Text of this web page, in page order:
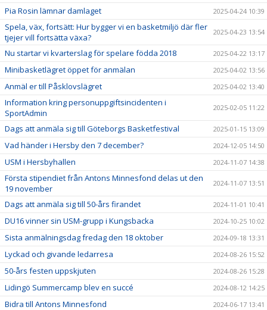
Pia Rosin lämnar damlaget 2025-04-24 10:39
Spela, väx, fortsätt: Hur bygger vi en basketmiljö där fler
tjejer vill fortsätta växa?
2025-04-23 13:54
Nu startar vi kvarterslag för spelare födda 2018 2025-04-22 13:17
Minibasketlägret öppet för anmälan 2025-04-02 13:56
Anmäl er till Påsklovslägret 2025-04-02 13:40
Information kring personuppgiftsincidenten i
SportAdmin
2025-02-05 11:22
Dags att anmäla sig till Göteborgs Basketfestival 2025-01-15 13:09
Vad händer i Hersby den 7 december? 2024-12-05 14:50
USM i Hersbyhallen 2024-11-07 14:38
Första stipendiet från Antons Minnesfond delas ut den
19 november
2024-11-07 13:51
Dags att anmäla sig till 50-års firandet 2024-11-01 10:41
DU16 vinner sin USM-grupp i Kungsbacka 2024-10-25 10:02
Sista anmälningsdag fredag den 18 oktober 2024-09-18 13:31
Lyckad och givande ledarresa 2024-08-26 15:52
50-års festen uppskjuten 2024-08-26 15:28
Lidingö Summercamp blev en succé 2024-08-12 14:25
Bidra till Antons Minnesfond 2024-06-17 13:41